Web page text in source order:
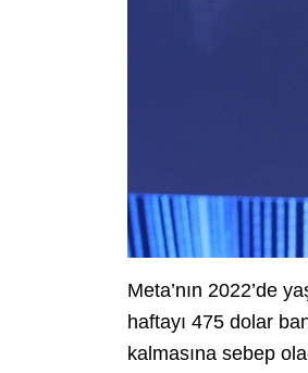
Meta’nın 2022’de
haftayı 475 dolar
kalmasına sebep